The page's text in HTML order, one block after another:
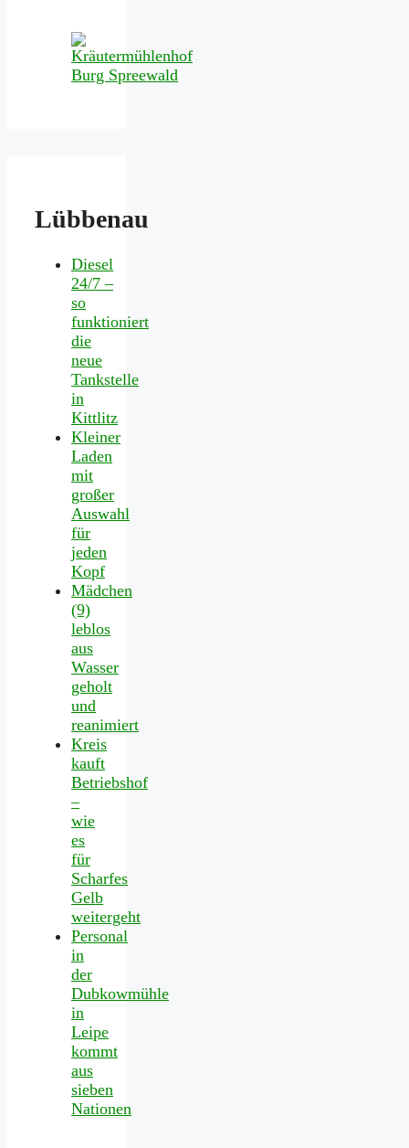
Lübbenau
Diesel
24/7 –
so
funktioniert
die
neue
Tankstelle
in
Kittlitz
Kleiner
Laden
mit
großer
Auswahl
für
jeden
Kopf
Mädchen
(9)
leblos
aus
Wasser
geholt
und
reanimiert
Kreis
kauft
Betriebshof
–
wie
es
für
Scharfes
Gelb
weitergeht
Personal
in
der
Dubkowmühle
in
Leipe
kommt
aus
sieben
Nationen